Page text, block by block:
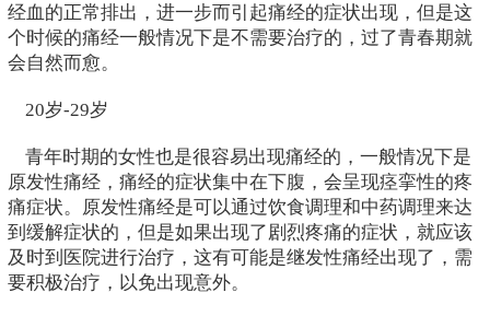
经血的正常排出，进一步而引起痛经的症状出现，但是这
个时候的痛经一般情况下是不需要治疗的，过了青春期就
会自然而愈。
20岁-29岁
青年时期的女性也是很容易出现痛经的，一般情况下是
原发性痛经，痛经的症状集中在下腹，会呈现痉挛性的疼
痛症状。原发性痛经是可以通过饮食调理和中药调理来达
到缓解症状的，但是如果出现了剧烈疼痛的症状，就应该
及时到医院进行治疗，这有可能是继发性痛经出现了，需
要积极治疗，以免出现意外。